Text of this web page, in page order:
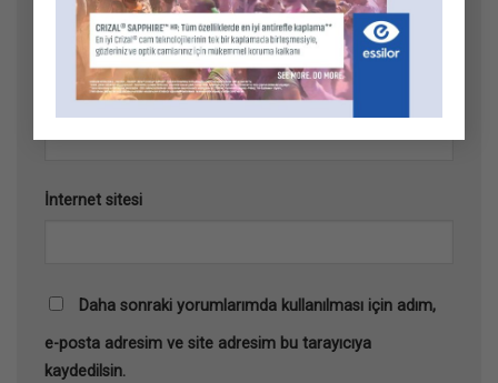
E-posta*
İnternet sitesi
Daha sonraki yorumlarımda kullanılması için adım,
e-posta adresim ve site adresim bu tarayıcıya
kaydedilsin.